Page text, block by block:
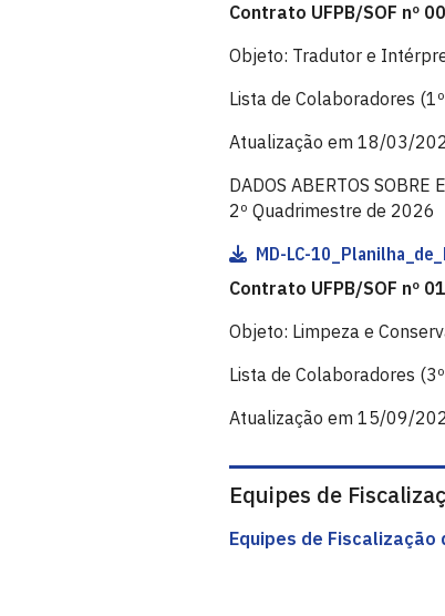
Contrato UFPB/SOF nº
Objeto: Tradutor e
Lista de Colaboradores
Atualização em 18/03/
DADOS ABERTOS SOBRE
2º Quadrimestre de 2026
MD-LC-
Contrato UFPB/SOF nº
Objeto: Limpeza e
Lista de Colaboradores
Atualização em 15/09/
Equipes de
Equipes de Fiscalização